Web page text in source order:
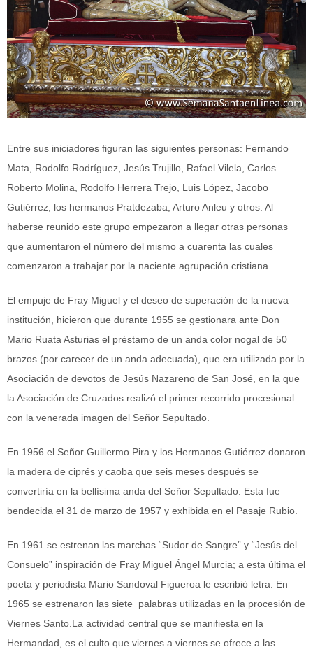
Entre sus iniciadores figuran las siguientes personas: Fernando
Mata, Rodolfo Rodríguez, Jesús Trujillo, Rafael Vilela, Carlos
Roberto Molina, Rodolfo Herrera Trejo, Luis López, Jacobo
Gutiérrez, los hermanos Pratdezaba, Arturo Anleu y otros. Al
haberse reunido este grupo empezaron a llegar otras personas
que aumentaron el número del mismo a cuarenta las cuales
comenzaron a trabajar por la naciente agrupación cristiana.
El empuje de Fray Miguel y el deseo de superación de la nueva
institución, hicieron que durante 1955 se gestionara ante Don
Mario Ruata Asturias el préstamo de un anda color nogal de 50
brazos (por carecer de un anda adecuada), que era utilizada por la
Asociación de devotos de Jesús Nazareno de San José, en la que
la Asociación de Cruzados realizó el primer recorrido procesional
con la venerada imagen del Señor Sepultado.
En 1956 el Señor Guillermo Pira y los Hermanos Gutiérrez donaron
la madera de ciprés y caoba que seis meses después se
convertiría en la bellísima anda del Señor Sepultado. Esta fue
bendecida el 31 de marzo de 1957 y exhibida en el Pasaje Rubio.
En 1961 se estrenan las marchas “Sudor de Sangre” y “Jesús del
Consuelo” inspiración de Fray Miguel Ángel Murcia; a esta última el
poeta y periodista Mario Sandoval Figueroa le escribió letra. En
1965 se estrenaron las siete palabras utilizadas en la procesión de
Viernes Santo.La actividad central que se manifiesta en la
Hermandad, es el culto que viernes a viernes se ofrece a las